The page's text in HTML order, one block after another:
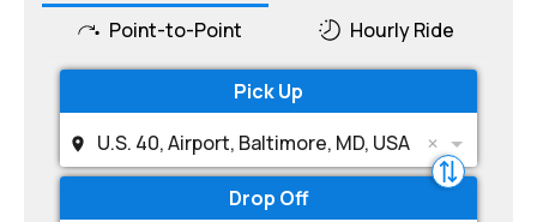
Point-to-Point Hourly Ride
Pick Up
U.S. 40, Airport, Baltimore, MD, USA
Drop Off